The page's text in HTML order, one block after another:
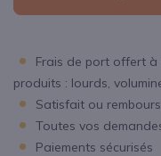
Frais de port offert à
produits : lourds,
Satisfait ou
Toutes vos
Paiements sécurisés